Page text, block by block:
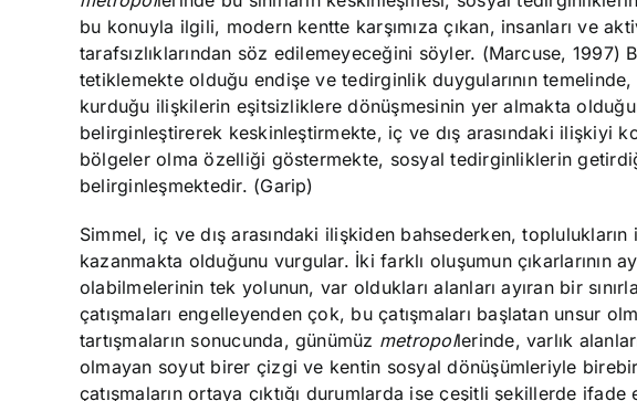
bu konuyla ilgili, modern kentte karşımıza çıkan, insanları ve
tarafsızlıklarından söz edilemeyeceğini söyler. (Marcuse, 1997)
tetiklemekte olduğu endişe ve tedirginlik duygularının temelinde,
kurduğu ilişkilerin eşitsizliklere dönüşmesinin yer almakta
belirginleştirerek keskinleştirmekte, iç ve dış arasındaki ilişkiyi
bölgeler olma özelliği göstermekte, sosyal tedirginliklerin
belirginleşmektedir. (Garip)
Simmel, iç ve dış arasındaki ilişkiden bahsederken, toplulukların
kazanmakta olduğunu vurgular. İki farklı oluşumun çıkarlarının
olabilmelerinin tek yolunun, var oldukları alanları ayıran bir
çatışmaları engelleyenden çok, bu çatışmaları başlatan unsur
tartışmaların sonucunda, günümüz metropollerinde, varlık
olmayan soyut birer çizgi ve kentin sosyal dönüşümleriyle
çatışmaların ortaya çıktığı durumlarda ise çeşitli şekillerde